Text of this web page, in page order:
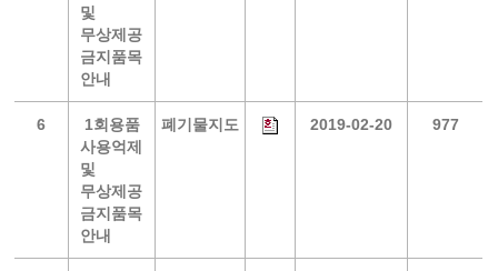
및
무상제공
금지품목
안내
6
1회용품
사용억제
및
무상제공
금지품목
안내
폐기물지도 2019-02-20 977